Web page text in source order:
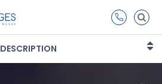
DESCRIPTION